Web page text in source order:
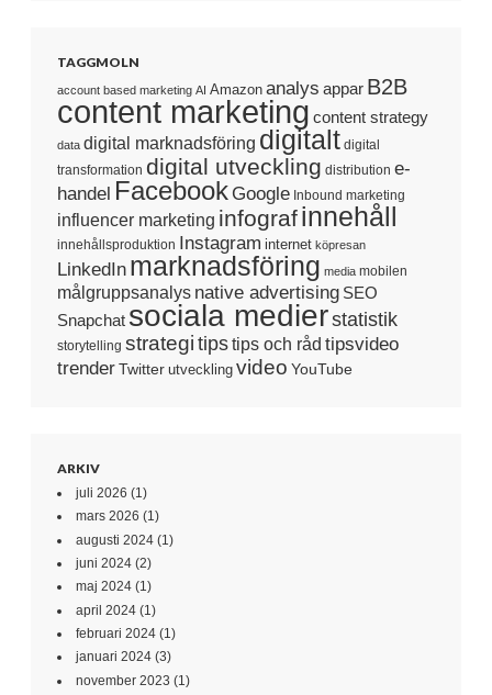
TAGGMOLN
account based marketing AI Amazon analys appar B2B
content marketing content strategy
data digital marknadsföring digitalt digital
transformation digital utveckling distribution e-
handel Facebook Google Inbound marketing
influencer marketing infografinnehåll
innehållsproduktion Instagram internet köpresan
LinkedIn marknadsföring media mobilen
målgruppsanalys native advertising SEO
Snapchat sociala medierstatistik
storytelling strategi tipstips och råd tipsvideo
trenderTwitter utveckling video YouTube
ARKIV
juli 2026 (1)
mars 2026 (1)
augusti 2024 (1)
juni 2024 (2)
maj 2024 (1)
april 2024 (1)
februari 2024 (1)
januari 2024 (3)
november 2023 (1)